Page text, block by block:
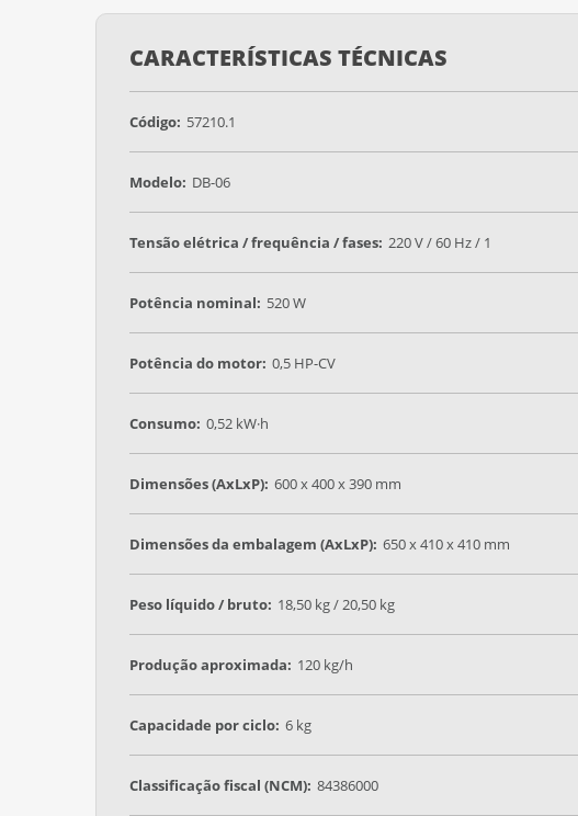
CARACTERÍSTICAS TÉCNICAS
Código: 57210.1
Modelo: DB-06
Tensão elétrica / frequência / fases: 220 V / 60 Hz / 1
Potência nominal: 520 W
Potência do motor: 0,5 HP-CV
Consumo: 0,52 kW·h
Dimensões (AxLxP): 600 x 400 x 390 mm
Dimensões da embalagem (AxLxP): 650 x 410 x 410 mm
Peso líquido / bruto: 18,50 kg / 20,50 kg
Produção aproximada: 120 kg/h
Capacidade por ciclo: 6 kg
Classificação fiscal (NCM): 84386000